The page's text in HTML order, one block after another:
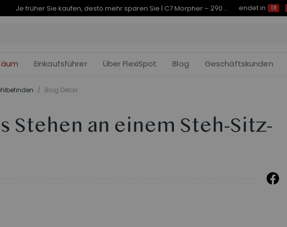
Je früher Sie kaufen, desto mehr sparen Sie | C7 Morpher – 290 € Rabatt endet in 11t :
Einkaufsführer Über FlexiSpot Blog Geschäftskunden
/ Blog Detail
Stehen an einem Steh-Sitz-